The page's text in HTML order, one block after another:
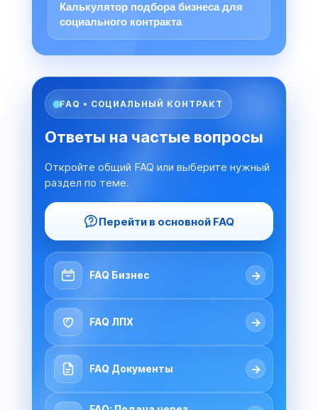
Калькулятор подбора бизнеса для
социального контракта
FAQ • СОЦИАЛЬНЫЙ КОНТРАКТ
Ответы на частые вопросы
Откройте общий FAQ или выберите нужный
раздел по теме.
Перейти в основной FAQ
FAQ Бизнес →
FAQ ЛПХ →
FAQ Документы →